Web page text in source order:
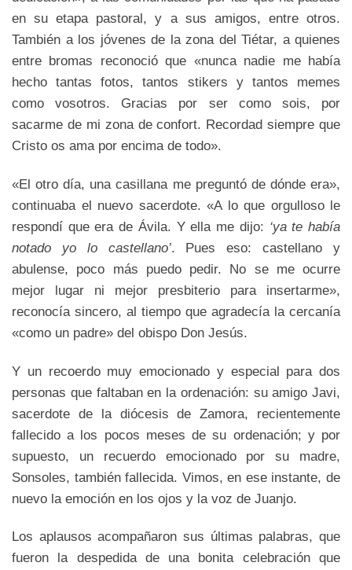
en su etapa pastoral, y a sus amigos, entre otros.
También a los jóvenes de la zona del Tiétar, a quienes
entre bromas reconoció que «nunca nadie me había
hecho tantas fotos, tantos stikers y tantos memes
como vosotros. Gracias por ser como sois, por
sacarme de mi zona de confort. Recordad siempre que
Cristo os ama por encima de todo».
«El otro día, una casillana me preguntó de dónde era»,
continuaba el nuevo sacerdote. «A lo que orgulloso le
respondí que era de Ávila. Y ella me dijo: ‘ya te había
notado yo lo castellano’. Pues eso: castellano y
abulense, poco más puedo pedir. No se me ocurre
mejor lugar ni mejor presbiterio para insertarme»,
reconocía sincero, al tiempo que agradecía la cercanía
«como un padre» del obispo Don Jesús.
Y un recoerdo muy emocionado y especial para dos
personas que faltaban en la ordenación: su amigo Javi,
sacerdote de la diócesis de Zamora, recientemente
fallecido a los pocos meses de su ordenación; y por
supuesto, un recuerdo emocionado por su madre,
Sonsoles, también fallecida. Vimos, en ese instante, de
nuevo la emoción en los ojos y la voz de Juanjo.
Los aplausos acompañaron sus últimas palabras, que
fueron la despedida de una bonita celebración que